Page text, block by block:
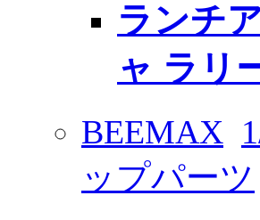
ランチ
ャ ラリ
BEEMAX
ップパーツ